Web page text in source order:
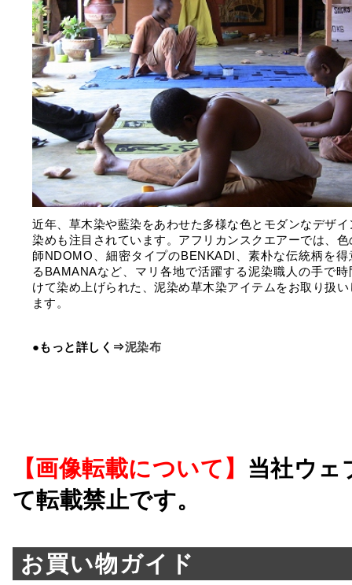
近年、草木染や藍染をあわせた多様な色とモダンなデザ
染めも注目されています。アフリカンスクエアーでは、
師NDOMO、細密タイプのBENKADI、素朴な伝統柄を得
るBAMANAなど、マリ各地で活躍する泥染職人の手で時
けて染め上げられた、泥染め草木染アイテムをお取り扱
ます。
●もっと詳しく⇒泥染布
【画像転載について】 当社ウェ
て転載禁止です。
お買い物ガイド